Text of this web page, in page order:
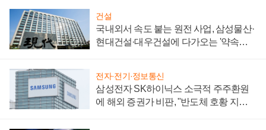
건설
국내외서 속도 붙는 원전 사업, 삼성물산·
현대건설·대우건설에 다가오는 '약속의
전자·전기·정보통신
삼성전자 SK하이닉스 소극적 주주환원
에 해외 증권가 비판, "반도체 호황 지속